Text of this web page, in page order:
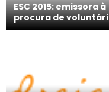
ESC 2015: emissora à
procura de